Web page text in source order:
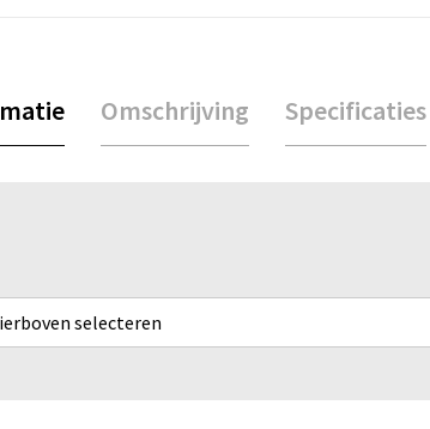
Omschrijving Specificaties
selecteren